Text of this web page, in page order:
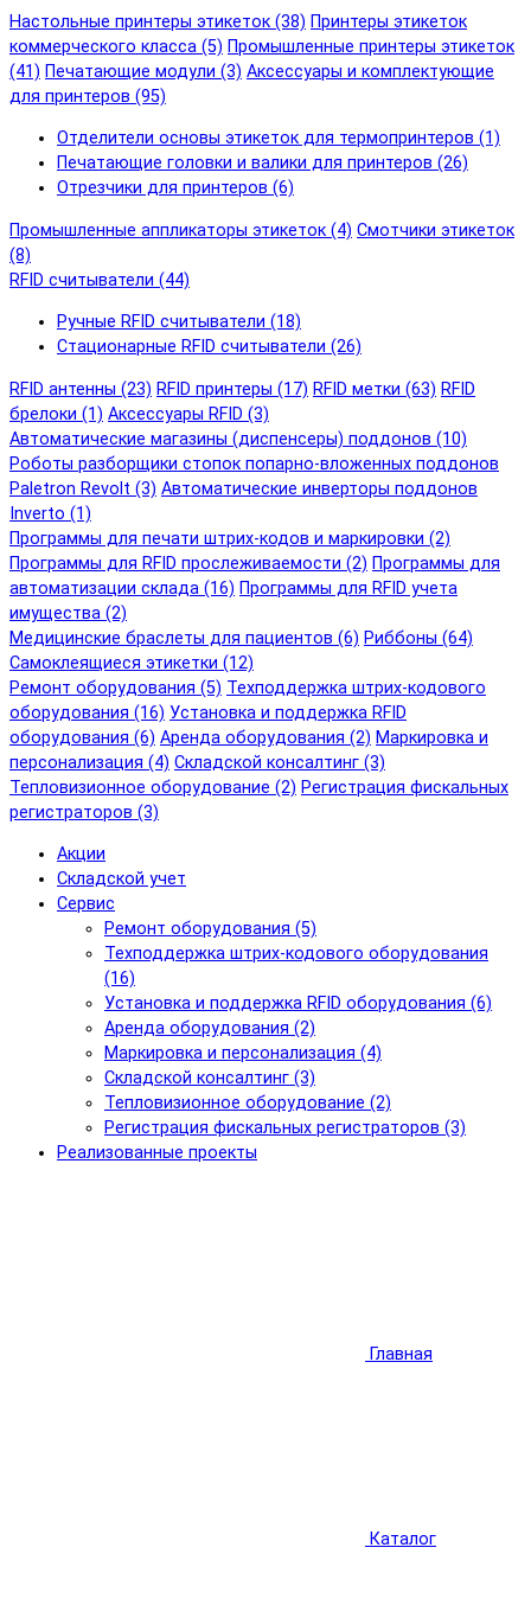
Настольные принтеры этикеток (38) Принтеры этикеток
коммерческого класса (5) Промышленные принтеры этикеток
(41) Печатающие модули (3) Аксессуары и комплектующие
для принтеров (95)
Отделители основы этикеток для термопринтеров (1)
Печатающие головки и валики для принтеров (26)
Отрезчики для принтеров (6)
Промышленные аппликаторы этикеток (4) Смотчики этикеток
(8)
RFID cчитыватели (44)
Ручные RFID cчитыватели (18)
Стационарные RFID cчитыватели (26)
RFID антенны (23) RFID принтеры (17) RFID метки (63) RFID
брелоки (1) Аксессуары RFID (3)
Автоматические магазины (диспенсеры) поддонов (10)
Роботы разборщики стопок попарно-вложенных поддонов
Paletron Revolt (3) Автоматические инверторы поддонов
Inverto (1)
Программы для печати штрих-кодов и маркировки (2)
Программы для RFID прослеживаемости (2) Программы для
автоматизации склада (16) Программы для RFID учета
имущества (2)
Медицинские браслеты для пациентов (6) Риббоны (64)
Самоклеящиеся этикетки (12)
Ремонт оборудования (5) Техподдержка штрих-кодового
оборудования (16) Установка и поддержка RFID
оборудования (6) Аренда оборудования (2) Маркировка и
персонализация (4) Складской консалтинг (3)
Тепловизионное оборудование (2) Регистрация фискальных
регистраторов (3)
Акции
Складской учет
Сервис
Ремонт оборудования (5)
Техподдержка штрих-кодового оборудования
(16)
Установка и поддержка RFID оборудования (6)
Аренда оборудования (2)
Маркировка и персонализация (4)
Складской консалтинг (3)
Тепловизионное оборудование (2)
Регистрация фискальных регистраторов (3)
Реализованные проекты
Главная
Каталог